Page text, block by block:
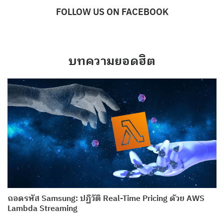
FOLLOW US ON FACEBOOK
บทความยอดฮิต
ถอดรหัส Samsung: ปฏิวัติ Real-Time Pricing ด้วย AWS
Lambda Streaming